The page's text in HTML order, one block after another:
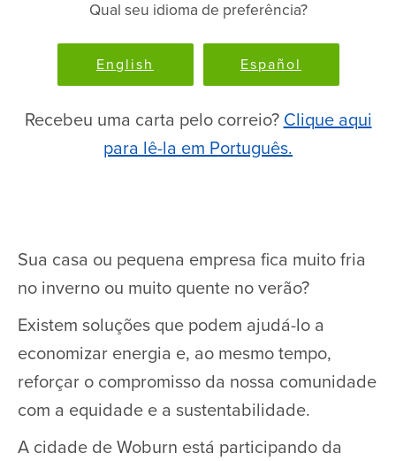
Qual seu idioma de preferência?
English Español
Recebeu uma carta pelo correio? Clique aqui
para lê-la em Português.
Sua casa ou pequena empresa fica muito fria
no inverno ou muito quente no verão?
Existem soluções que podem ajudá-lo a
economizar energia e, ao mesmo tempo,
reforçar o compromisso da nossa comunidade
com a equidade e a sustentabilidade.
A cidade de Woburn está participando da